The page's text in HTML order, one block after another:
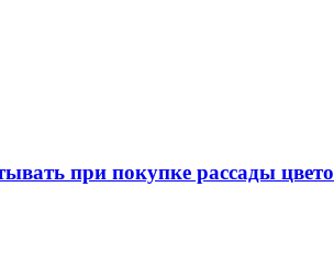
при покупке рассады